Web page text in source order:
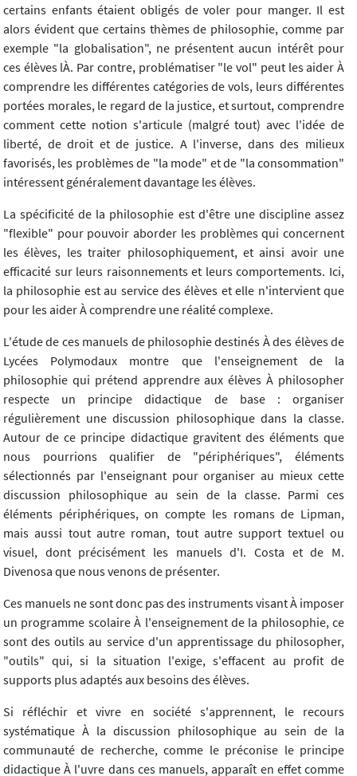
certains enfants étaient obligés de voler pour manger. Il est
alors évident que certains thèmes de philosophie, comme par
exemple "la globalisation", ne présentent aucun intérêt pour
ces élèves lÀ. Par contre, problématiser "le vol" peut les aider À
comprendre les différentes catégories de vols, leurs différentes
portées morales, le regard de la justice, et surtout, comprendre
comment cette notion s'articule (malgré tout) avec l'idée de
liberté, de droit et de justice. A l'inverse, dans des milieux
favorisés, les problèmes de "la mode" et de "la consommation"
intéressent généralement davantage les élèves.
La spécificité de la philosophie est d'être une discipline assez
"flexible" pour pouvoir aborder les problèmes qui concernent
les élèves, les traiter philosophiquement, et ainsi avoir une
efficacité sur leurs raisonnements et leurs comportements. Ici,
la philosophie est au service des élèves et elle n'intervient que
pour les aider À comprendre une réalité complexe.
L'étude de ces manuels de philosophie destinés À des élèves de
Lycées Polymodaux montre que l'enseignement de la
philosophie qui prétend apprendre aux élèves À philosopher
respecte un principe didactique de base : organiser
régulièrement une discussion philosophique dans la classe.
Autour de ce principe didactique gravitent des éléments que
nous pourrions qualifier de "périphériques", éléments
sélectionnés par l'enseignant pour organiser au mieux cette
discussion philosophique au sein de la classe. Parmi ces
éléments périphériques, on compte les romans de Lipman,
mais aussi tout autre roman, tout autre support textuel ou
visuel, dont précisément les manuels d'I. Costa et de M.
Divenosa que nous venons de présenter.
Ces manuels ne sont donc pas des instruments visant À imposer
un programme scolaire À l'enseignement de la philosophie, ce
sont des outils au service d'un apprentissage du philosopher,
"outils" qui, si la situation l'exige, s'effacent au profit de
supports plus adaptés aux besoins des élèves.
Si réfléchir et vivre en société s'apprennent, le recours
systématique À la discussion philosophique au sein de la
communauté de recherche, comme le préconise le principe
didactique À l'uvre dans ces manuels, apparaît en effet comme